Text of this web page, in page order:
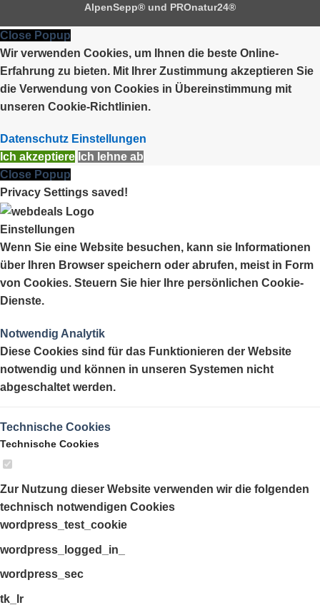
AlpenSepp® und PROnatur24®
Close Popup
Wir verwenden Cookies, um Ihnen die beste Online-
Erfahrung zu bieten. Mit Ihrer Zustimmung akzeptieren Sie
die Verwendung von Cookies in Übereinstimmung mit
unseren Cookie-Richtlinien.
Datenschutz Einstellungen
Ich akzeptiere Ich lehne ab
Close Popup
Privacy Settings saved!
Einstellungen
Wenn Sie eine Website besuchen, kann sie Informationen
über Ihren Browser speichern oder abrufen, meist in Form
von Cookies. Steuern Sie hier Ihre persönlichen Cookie-
Dienste.
Notwendig Analytik
Diese Cookies sind für das Funktionieren der Website
notwendig und können in unseren Systemen nicht
abgeschaltet werden.
Technische Cookies
Technische Cookies
Zur Nutzung dieser Website verwenden wir die folgenden
technisch notwendigen Cookies
wordpress_test_cookie
wordpress_logged_in_
wordpress_sec
tk_lr